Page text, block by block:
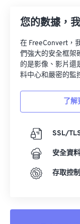
您的數據，
在 FreeConvert，
們強大的安全框架
的是影像、影片還
料中心和嚴密的監
了
SSL/
安全資
存取控